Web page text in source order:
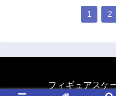
1 2
フィギュアスケ